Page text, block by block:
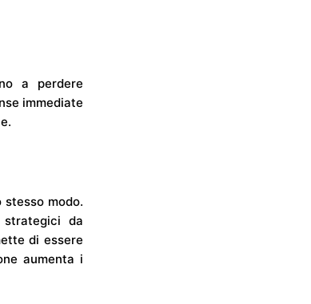
a perdere
immediate
modo.
strategici da
di essere
aumenta i